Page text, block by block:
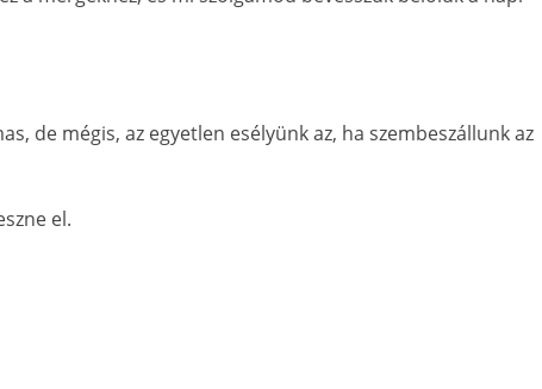
de mégis, az egyetlen esélyünk az, ha szembeszállunk az
el.